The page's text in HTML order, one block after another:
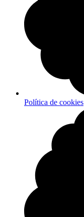
Política de cookies